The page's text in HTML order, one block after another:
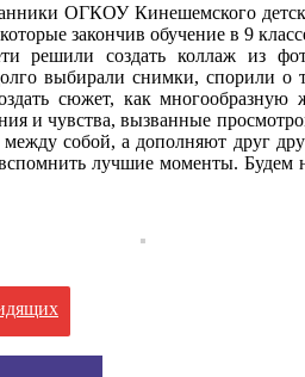
ОГКОУ Кинешемского
закончив обучение в 9
решили создать коллаж из
выбирали снимки, спорили о
сюжет, как
и чувства, вызванные
собой, а дополняют друг
лучшие моменты. Будем